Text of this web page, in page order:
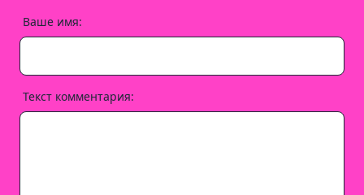
Ваше имя:
Текст комментария: